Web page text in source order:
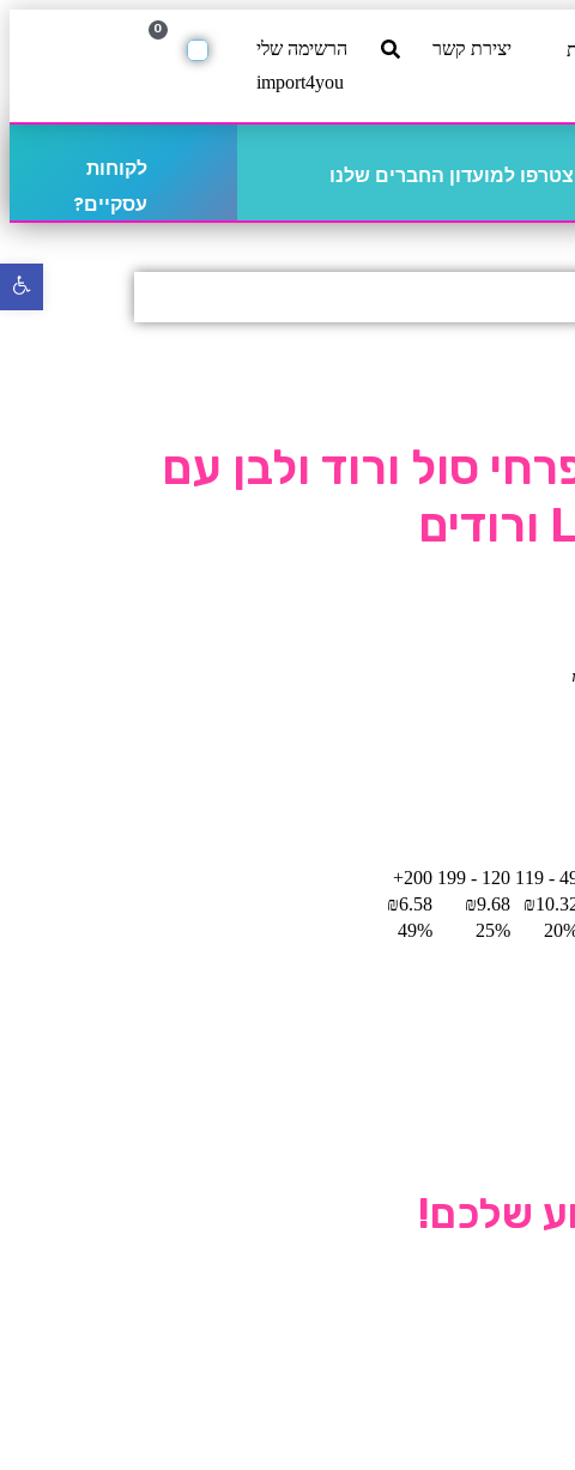
יצירת קשר
הרשימה שלי
import4you
0
למועדון החברים שלנו
לקוחות
עסקיים?
סול ורוד ולבן עם
49 -
120 - 199
200+
₪
₪9.68
₪6.58
25%
49%
שלכם!
פתח